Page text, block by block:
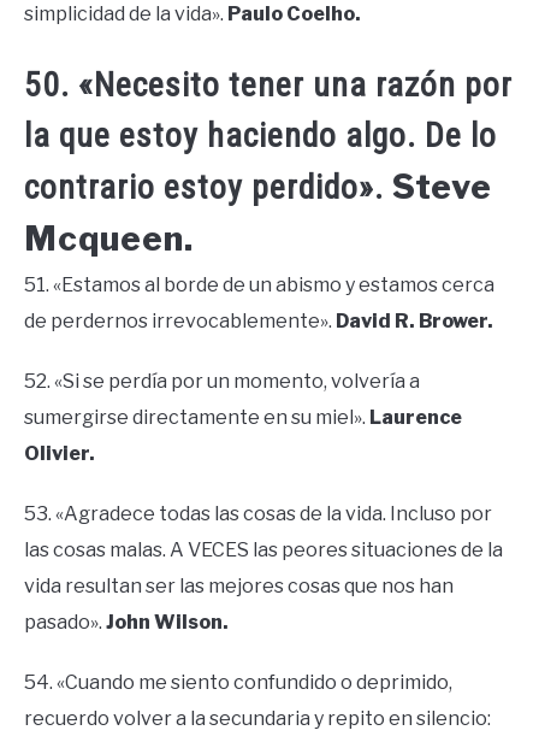
simplicidad de la vida». Paulo Coelho.
50. «Necesito tener una razón por
la que estoy haciendo algo. De lo
contrario estoy perdido». Steve
Mcqueen.
51. «Estamos al borde de un abismo y estamos cerca
de perdernos irrevocablemente». David R. Brower.
52. «Si se perdía por un momento, volvería a
sumergirse directamente en su miel». Laurence
Olivier.
53. «Agradece todas las cosas de la vida. Incluso por
las cosas malas. A VECES las peores situaciones de la
vida resultan ser las mejores cosas que nos han
pasado». John Wilson.
54. «Cuando me siento confundido o deprimido,
recuerdo volver a la secundaria y repito en silencio: